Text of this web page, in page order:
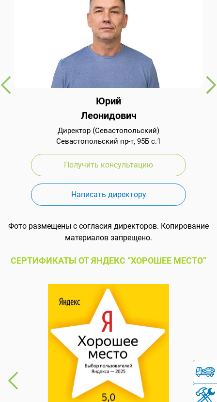
Юрий
Леонидович
Директор (Севастопольский)
Севастопольский пр-т, 95Б с.1
Получить консультацию
Написать директору
Фото размещены с согласия директоров. Копирование
материалов запрещено.
СЕРТИФИКАТЫ ОТ ЯНДЕКС “ХОРОШЕЕ МЕСТО”